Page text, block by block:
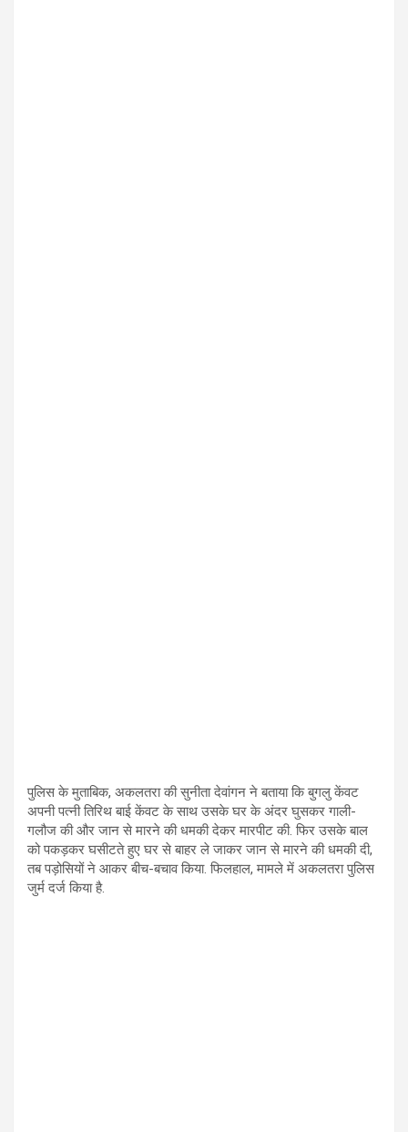
पुलिस के मुताबिक, अकलतरा की सुनीता देवांगन ने बताया कि बुगलु केंवट
अपनी पत्नी तिरिथ बाई केंवट के साथ उसके घर के अंदर घुसकर गाली-
गलौज की और जान से मारने की धमकी देकर मारपीट की. फिर उसके बाल
को पकड़कर घसीटते हुए घर से बाहर ले जाकर जान से मारने की धमकी दी,
तब पड़ोसियों ने आकर बीच-बचाव किया. फिलहाल, मामले में अकलतरा पुलिस
जुर्म दर्ज किया है.